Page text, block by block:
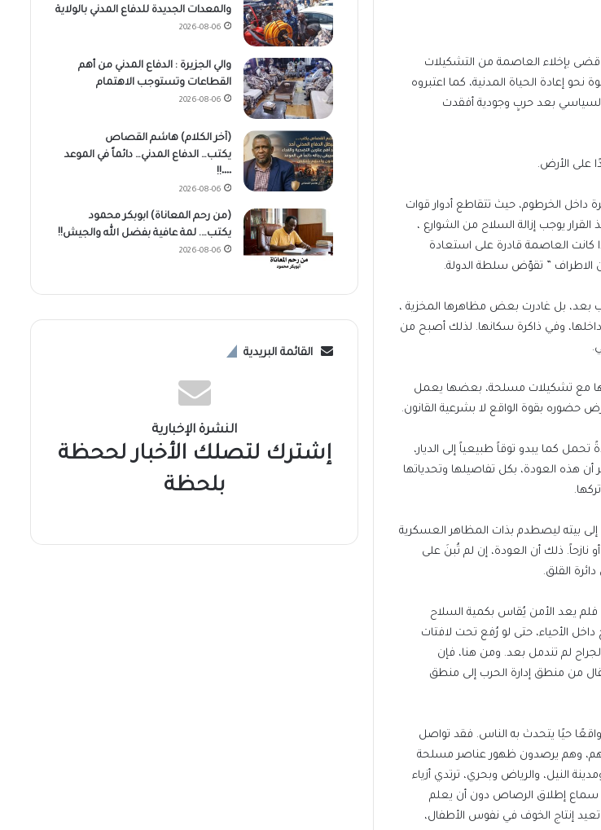
عبد الفتاح البرهان، في 18 يوليو 2025، قرارًا قضى بإخلاء العاصمة من التشكيلات
إعادة الحياة المدنية، كما اعتبروه
والسياسي بعد حربٍ وجودية أفقدت
على الأرض.
داخل الخرطوم، حيث تتقاطع أدوار قوات
يوجب إزالة السلاح من الشوارع ،
كانت العاصمة قادرة على استعادة
الاطراف ” تقوّض سلطة الدولة.
بعد، بل غادرت بعض مظاهرها المخزية ،
وفي ذاكرة سكانها. لذلك أصبح من
مع تشكيلات مسلحة، بعضها يعمل
بقوة الواقع لا بشرعية القانون.
كما يبدو توقاً طبيعياً إلى الديار،
هذه العودة، بكل تفاصيلها وتحدياتها
إلى بيته ليصطدم بذات المظاهر العسكرية
نازحاً. ذلك أن العودة، إن لم تُبنَ على
القلق.
يعد الأمن يُقاس بكمية السلاح
الأحياء، حتى لو رُفع تحت لافتات
لم تندمل بعد. ومن هنا، فإن
من منطق إدارة الحرب إلى منطق
حيًا يتحدث به الناس. فقد تواصل
وهم يرصدون ظهور عناصر مسلحة
النيل، والرياض وبحري، ترتدي أزياء
سماع إطلاق الرصاص دون أن يعلم
إنتاج الخوف في نفوس الأطفال،
والمعدات الجديدة للدفاع المدني بالولاية
2026-08-06
والي الجزيرة : الدفاع المدني من أهم
القطاعات وتستوجب الاهتمام
2026-08-06
(آخر الكلام) هاشم القصاص
يكتب… الدفاع المدني… دائماً في الموعد
٠٠٠٠!!
2026-08-06
(من رحم المعاناة) ابوبكر محمود
يكتب…. لمة عافية بفضل الله والجيش!!
2026-08-06
القائمة البريدية
النشرة الإخبارية
إشترك لتصلك الأخبار لححظة
بلحظة